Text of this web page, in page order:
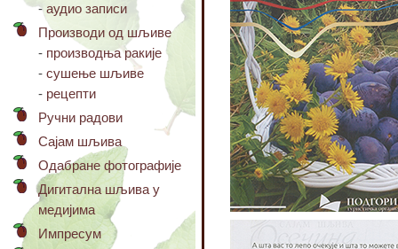
- аудио записи
Производи од шљиве
- производња ракије
- сушење шљиве
- рецепти
Ручни радови
Сајам шљива
Одабране фотографије
Дигитална шљива у
медијима
Импресум